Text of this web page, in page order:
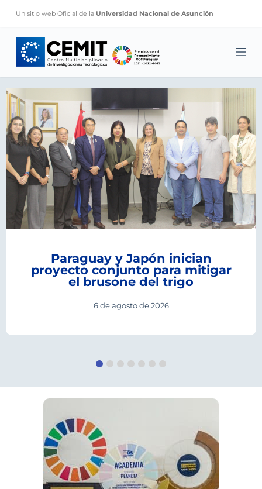
S
t
o
c
o
n
t
e
n
Un sitio web Oficial de la Universidad Nacional de Asunción
Paraguay y Japón inician
proyecto conjunto para mitigar
el brusone del trigo
6 de agosto de 2026
4 5 6 7